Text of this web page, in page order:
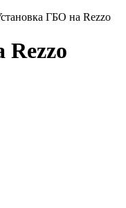
ГБО на Rezzo
Rezzo